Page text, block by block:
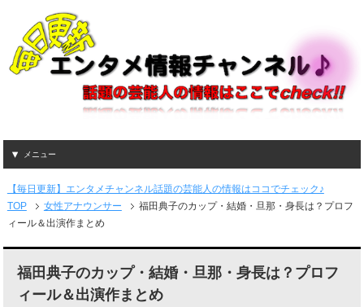
メニュー
【毎日更新】エンタメチャンネル話題の芸能人の情報はココでチェック♪
TOP
女性アナウンサー
福田典子のカップ・結婚・旦那・身長は？プロフ
ィール＆出演作まとめ
福田典子のカップ・結婚・旦那・身長は？プロフ
ィール＆出演作まとめ